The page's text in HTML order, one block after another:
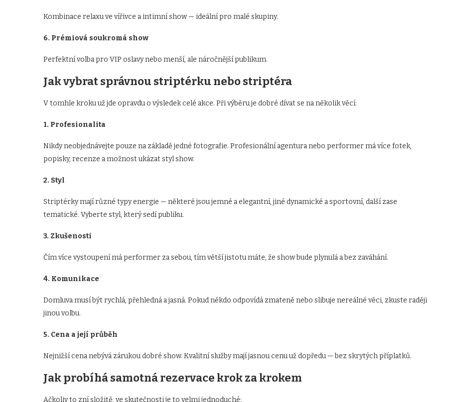
Kombinace relaxu ve vířivce a intimní show — ideální pro malé skupiny.
6. Prémiová soukromá show
Perfektní volba pro VIP oslavy nebo menší, ale náročnější publikum.
Jak vybrat správnou striptérku nebo striptéra
V tomhle kroku už jde opravdu o výsledek celé akce. Při výběru je dobré dívat se na několik věcí:
1. Profesionalita
Nikdy neobjednávejte pouze na základě jedné fotografie. Profesionální agentura nebo performer má více fotek,
popisky, recenze a možnost ukázat styl show.
2. Styl
Striptérky mají různé typy energie — některé jsou jemné a elegantní, jiné dynamické a sportovní, další zase
tematické. Vyberte styl, který sedí publiku.
3. Zkušenosti
Čím více vystoupení má performer za sebou, tím větší jistotu máte, že show bude plynulá a bez zaváhání.
4. Komunikace
Domluva musí být rychlá, přehledná a jasná. Pokud někdo odpovídá zmateně nebo slibuje nereálné věci, zkuste raději
jinou volbu.
5. Cena a její průběh
Nejnižší cena nebývá zárukou dobré show. Kvalitní služby mají jasnou cenu už dopředu — bez skrytých příplatků.
Jak probíhá samotná rezervace krok za krokem
Ačkoliv to zní složitě, ve skutečnosti je to velmi jednoduché: